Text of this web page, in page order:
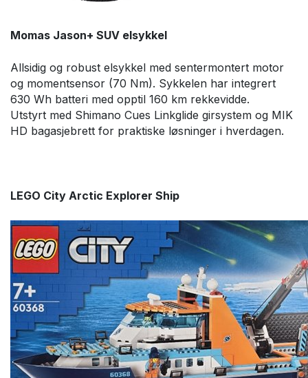
Momas Jason+ SUV elsykkel
Allsidig og robust elsykkel med sentermontert motor
og momentsensor (70 Nm). Sykkelen har integrert
630 Wh batteri med opptil 160 km rekkevidde.
Utstyrt med Shimano Cues Linkglide girsystem og MIK
HD bagasjebrett for praktiske løsninger i hverdagen.
LEGO City Arctic Explorer Ship